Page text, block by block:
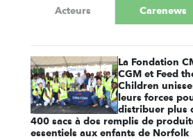
Acteurs Carenews
La Fondation
CGM et Feed
Children
leurs forces
distribuer plus
400 sacs à dos remplis de
essentiels aux enfants de Norfolk